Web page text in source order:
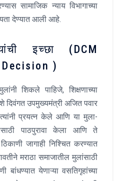
सामाजिक न्याय विभागाच्या
देण्यात आली आहे.
इच्छा (DCM
)
शिकले पाहिजे, शिक्षणाच्या
दिवंगत उपमुख्यमंत्री अजित पवार
प्रयत्न केले आणि या मुला-
पाठपुरावा केला आणि ते
जागाही निश्चित करण्यात
मराठा समाजातील मुलांसाठी
बांधण्यात येणाऱ्या वसतिगृहांच्या